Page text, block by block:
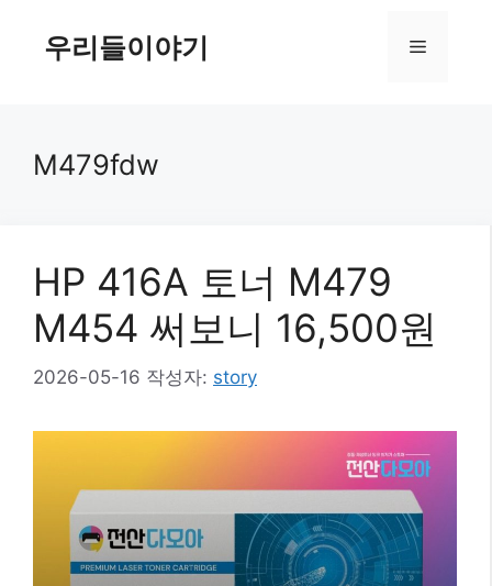
우리들이야기 메
M479fdw
HP 416A 토너 M479
M454 써보니 16,500원
2026-05-16 작성자: story